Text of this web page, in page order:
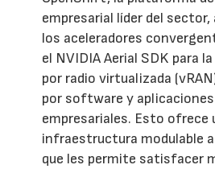
empresarial líder del
los aceleradores
el NVIDIA Aerial SDK para
por radio virtualizada
por software y aplicaciones
empresariales. Esto ofrece
infraestructura modulable
que les permite satisfacer